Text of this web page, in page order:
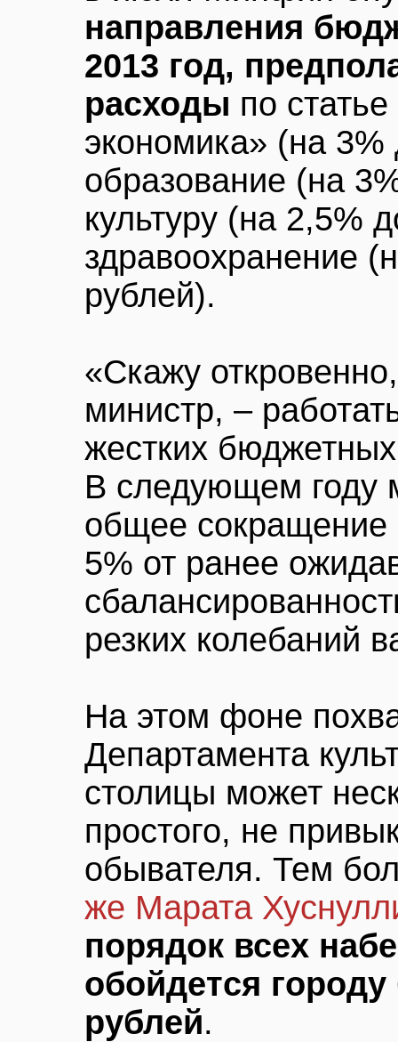
направления
2013 год,
расходы по
экономика» (на
образование (на
культуру (на 2,5%
здравоохранение
рублей).
«Скажу
министр, –
жестких
В следующем году
общее сокращение
5% от ранее
резких колебаний
На этом фоне
Департамента
столицы может
простого, не
обывателя. Тем
же Марата
порядок всех
обойдется
рублей.